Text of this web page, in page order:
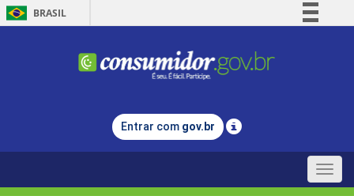
BRASIL
Comunica BR
Legislação
Entrar com gov.br
Toggle